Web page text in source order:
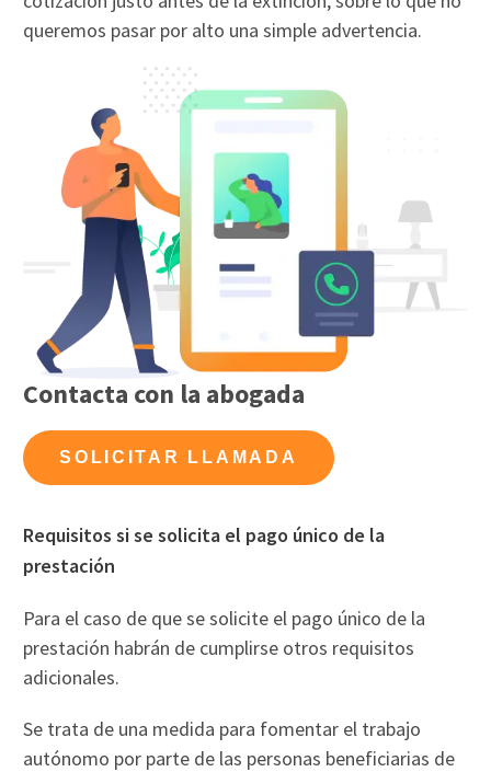
queremos pasar por alto una simple advertencia.
Contacta con la abogada
SOLICITAR LLAMADA
Requisitos si se solicita el pago único de la
prestación
Para el caso de que se solicite el pago único de la
prestación habrán de cumplirse otros requisitos
adicionales.
Se trata de una medida para fomentar el trabajo
autónomo por parte de las personas beneficiarias de